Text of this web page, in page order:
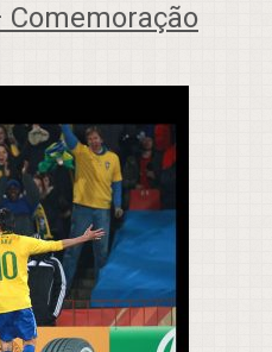
Comemoração